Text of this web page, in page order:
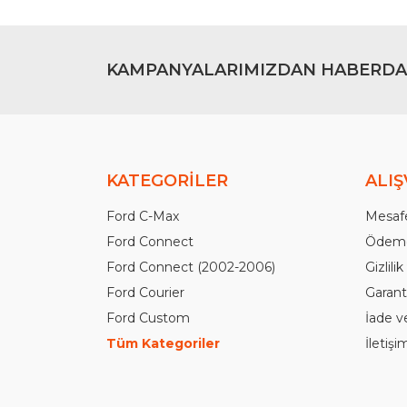
KAMPANYALARIMIZDAN
KATEGORİLER
Ford C-Max
Ford Connect
Ford Connect (2002-2006)
Ford Courier
Ford Custom
Tüm Kategoriler
İade